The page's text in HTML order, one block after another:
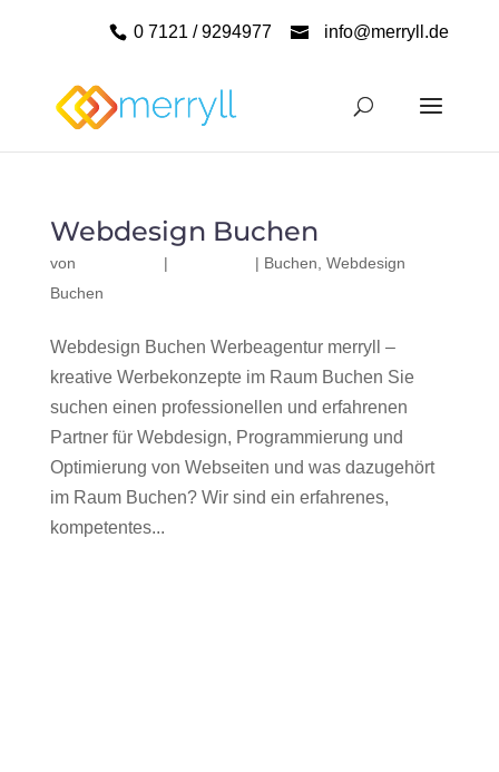
0 7121 / 9294977 info@merryll.de
Webdesign Buchen
von | | Buchen Webdesign
Buchen
Webdesign Buchen Werbeagentur merryll –
kreative Werbekonzepte im Raum Buchen Sie
suchen einen professionellen und erfahrenen
Partner für Webdesign, Programmierung und
Optimierung von Webseiten und was dazugehört
im Raum Buchen? Wir sind ein erfahrenes,
kompetentes...